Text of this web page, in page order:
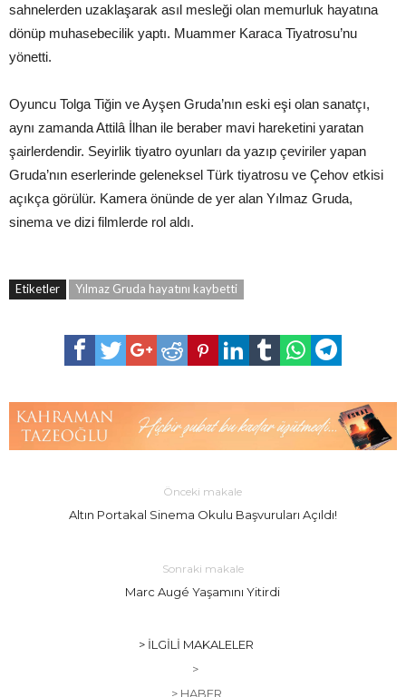
sahnelerden uzaklaşarak asıl mesleği olan memurluk hayatına
dönüp muhasebecilik yaptı. Muammer Karaca Tiyatrosu’nu
yönetti.
Oyuncu Tolga Tiğin ve Ayşen Gruda’nın eski eşi olan sanatçı,
aynı zamanda Attilâ İlhan ile beraber mavi hareketini yaratan
şairlerdendir. Seyirlik tiyatro oyunları da yazıp çeviriler yapan
Gruda’nın eserlerinde geleneksel Türk tiyatrosu ve Çehov etkisi
açıkça görülür. Kamera önünde de yer alan Yılmaz Gruda,
sinema ve dizi filmlerde rol aldı.
Etiketler Yılmaz Gruda hayatını kaybetti
Önceki makale
Altın Portakal Sinema Okulu Başvuruları Açıldı!
Sonraki makale
Marc Augé Yaşamını Yitirdi
> İLGILI MAKALELER
>
> HABER